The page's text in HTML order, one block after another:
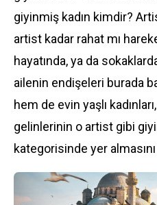
giyinmiş kadın kimdir?
artist kadar rahat mı
hayatında, ya da
ailenin endişeleri burada
hem de evin yaşlı
gelinlerinin o artist gibi
kategorisinde yer